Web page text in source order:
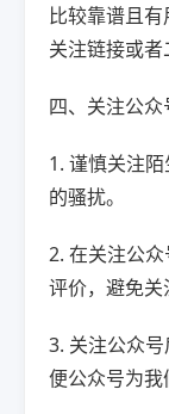
比较靠谱且
关注链接或者
四、关注公
1. 谨慎关注
的骚扰。
2. 在关注公
评价，避免关
3. 关注公众
便公众号为我